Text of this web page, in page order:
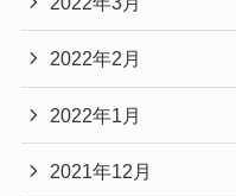
2022年2月
2022年1月
2021年12月